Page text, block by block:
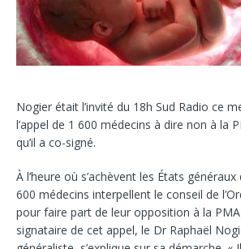
Nogier était l’invité du 18h Sud Radio ce
l’appel de 1 600 médecins à dire non à la
qu’il a co-signé.
À l’heure où s’achèvent les États
600 médecins interpellent le conseil de
pour faire part de leur opposition à la
signataire de cet appel, le Dr Raphaël